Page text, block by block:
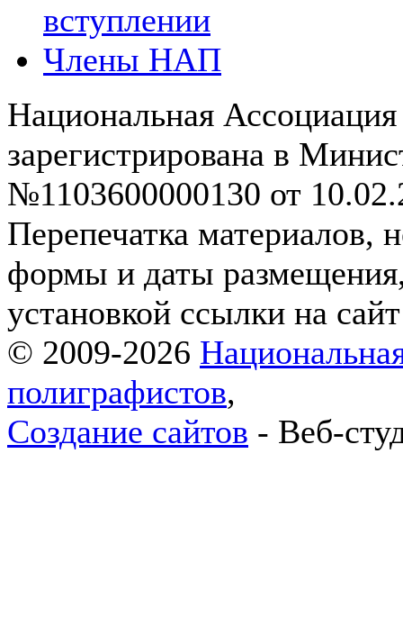
вступлении
Члены НАП
Национальная
зарегистрирована в
№1103600000130 от
Перепечатка материалов,
формы и даты
установкой ссылки на
© 2009-2026
полиграфистов,
Создание сайтов - Веб-